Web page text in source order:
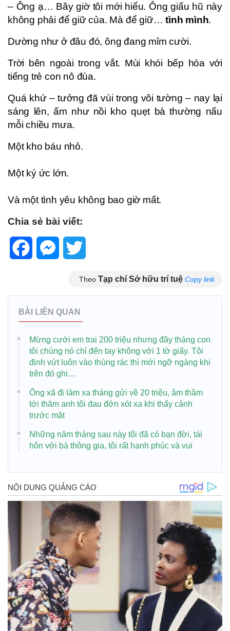
– Ông ạ… Bây giờ tôi mới hiểu. Ông giấu hũ này
không phải để giữ của. Mà để giữ…tình mình.
Dường như ở đâu đó, ông đang mỉm cười.
Trời bên ngoài trong vắt. Mùi khói bếp hòa với
tiếng trẻ con nô đùa.
Quá khứ – tưởng đã vùi trong vôi tường – nay lại
sáng lên, ấm như nồi kho quẹt bà thường nấu
mỗi chiều mưa.
Một kho báu nhỏ.
Một ký ức lớn.
Và một tình yêu không bao giờ mất.
Chia sẻ bài viết:
FacebookMessenger
Theo Tạp chí Sở hữu trí tuệ Copy link
BÀI LIÊN QUAN
Mừng cưới em trai 200 triệu nhưng đầy tháng con
tôi chúng nó chỉ đến tay không với 1 tờ giấy. Tôi
định vứt luôn vào thùng rác thì mới ngỡ ngàng khi
trên đó ghi…
Ông xã đi làm xa tháng gửi về 20 triệu, âm thầm
tới thăm anh tôi đau đớn xót xa khi thấy cảnh
trước mặt
Những năm tháng sau này tôi đã có bạn đời, tái
hôn với bà thông gia, tôi rất hạnh phúc và vui